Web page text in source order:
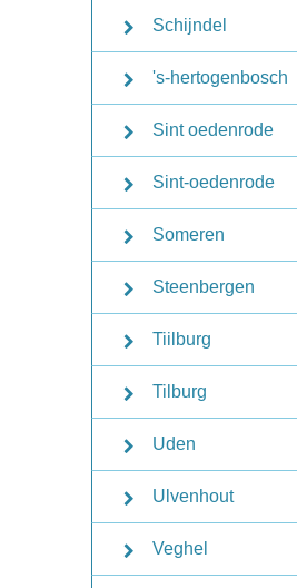
Schijndel
's-hertogenbosch
Sint oedenrode
Sint-oedenrode
Someren
Steenbergen
Tiilburg
Tilburg
Uden
Ulvenhout
Veghel